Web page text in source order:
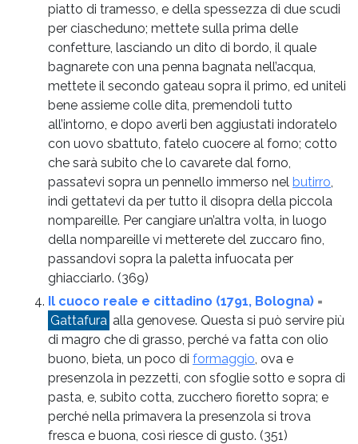
piatto di tramesso, e della spessezza di due scudi
per ciascheduno; mettete sulla prima delle
confetture, lasciando un dito di bordo, il quale
bagnarete con una penna bagnata nell’acqua,
mettete il secondo gateau sopra il primo, ed uniteli
bene assieme colle dita, premendoli tutto
all’intorno, e dopo averli ben aggiustati indoratelo
con uovo sbattuto, fatelo cuocere al forno; cotto
che sarà subito che lo cavarete dal forno,
passatevi sopra un pennello immerso nel butirro,
indi gettatevi da per tutto il disopra della piccola
nompareille. Per cangiare un’altra volta, in luogo
della nompareille vi metterete del zuccaro fino,
passandovi sopra la paletta infuocata per
ghiacciarlo. (369)
Il cuoco reale e cittadino (1791, Bologna) =
Gattafura alla genovese. Questa si può servire più
di magro che di grasso, perché va fatta con olio
buono, bieta, un poco di formaggio, ova e
presenzola in pezzetti, con sfoglie sotto e sopra di
pasta, e, subito cotta, zucchero fioretto sopra; e
perché nella primavera la presenzola si trova
fresca e buona, così riesce di gusto. (351)